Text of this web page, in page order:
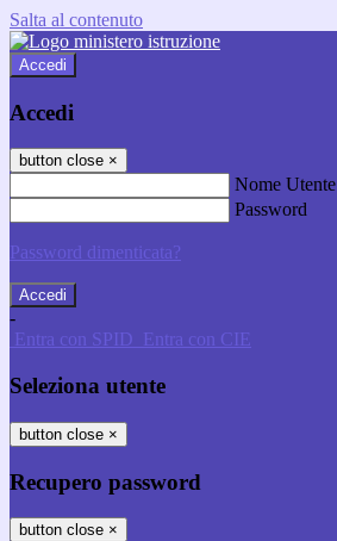
Salta al contenuto
Accedi
Accedi
button close ×
Nome Utente
Password
Password dimenticata?
-
Entra con SPID Entra con CIE
Seleziona utente
button close ×
Recupero password
button close ×